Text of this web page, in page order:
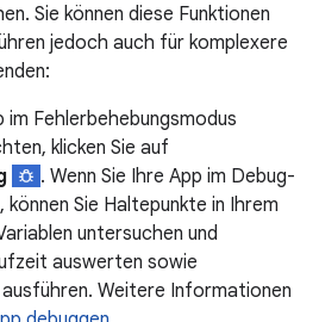
Sie können diese Funktionen
jedoch auch für komplexere
im Fehlerbehebungsmodus
klicken Sie auf
. Wenn Sie Ihre App im Debug-
können Sie Haltepunkte in Ihrem
untersuchen und
auswerten sowie
Weitere Informationen